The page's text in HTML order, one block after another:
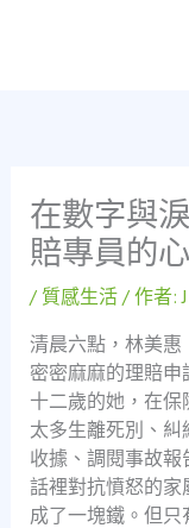
在數字與
賠專員的
/ 質感生活/ 作者:
清晨六點，林美惠
密密麻麻的理賠
十二歲的她，在
太多生離死別、
收據、調閱事故
話裡對抗憤怒的家
成了一塊鐵。但